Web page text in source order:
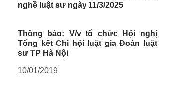
nghề luật sư ngày 11/3/2025
Thông báo: V/v tổ chức Hội nghị
Tổng kết Chi hội luật gia Đoàn luật
sư TP Hà Nội
10/01/2019